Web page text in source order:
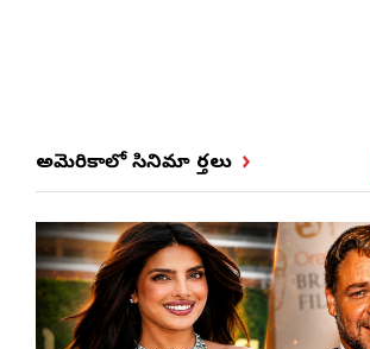
అమెరికాలో సినిమా వార్తలు